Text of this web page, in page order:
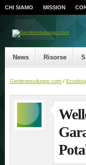
CHI SIAMO MISSION
News Risorse
Genitronsviluppo.com /